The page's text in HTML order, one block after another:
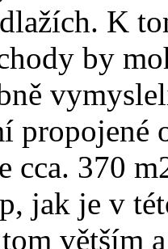
K
by
propojené
cca. 370
jak je v
větším